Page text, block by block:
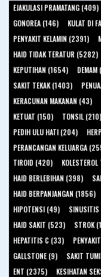
EJAKULASI PRAMATANG (409)
GONOREA (146)
KULAT DI
PENYAKIT KELAMIN (2391)
HAID TIDAK TERATUR (5282)
KEPUTIHAN (1654)
SAKIT TEKAK (1403)
KERACUNAN MAKANAN (43)
KETUAT (150)
TONSIL (210)
PEDIH ULU HATI (204)
PERANCANGAN KELUARGA
TIROID (420)
HAID BERLEBIHAN (398)
HAID BERPANJANGAN (1856)
HIPOTENSI (49)
HAID SAKIT (523)
STROK
HEPATITIS C (33)
GALLSTONE (9)
SAKIT
ENT (2375)
KESIHATAN